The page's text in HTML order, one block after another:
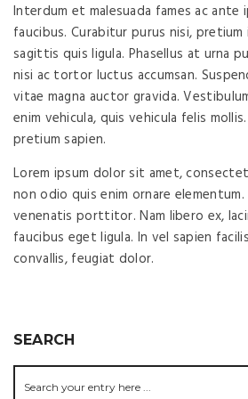
Interdum et malesuada fames ac ante
faucibus. Curabitur purus nisi,
sagittis quis ligula. Phasellus at urna
nisi ac tortor luctus accumsan.
vitae magna auctor gravida.
enim vehicula, quis vehicula felis
pretium sapien.
Lorem ipsum dolor sit amet,
non odio quis enim ornare
venenatis porttitor. Nam libero ex,
faucibus eget ligula. In vel sapien
convallis, feugiat dolor.
SEARCH